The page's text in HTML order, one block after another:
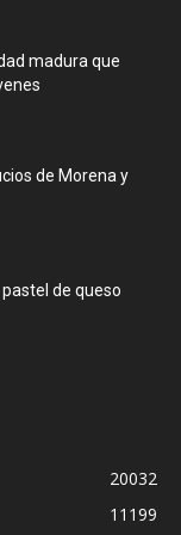
madura que
de Morena y
de queso
20032
11199